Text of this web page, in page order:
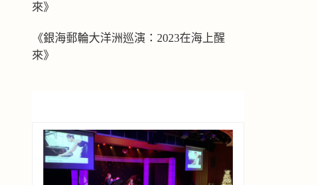
來》
《銀海郵輪大洋洲巡演：2023在海上醒
來》